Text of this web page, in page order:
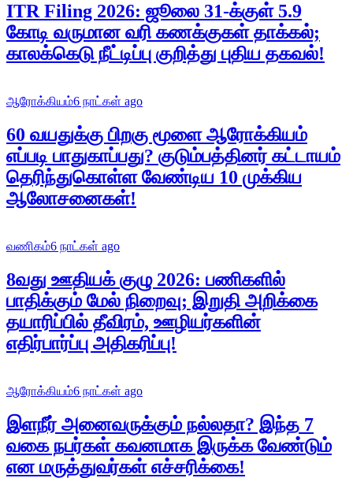
ITR Filing 2026: ஜூலை 31-க்குள் 5.9
கோடி வருமான வரி கணக்குகள் தாக்கல்;
காலக்கெடு நீட்டிப்பு குறித்து புதிய தகவல்!
ஆரோக்கியம்6 நாட்கள் ago
60 வயதுக்கு பிறகு மூளை ஆரோக்கியம்
எப்படி பாதுகாப்பது? குடும்பத்தினர் கட்டாயம்
தெரிந்துகொள்ள வேண்டிய 10 முக்கிய
ஆலோசனைகள்!
வணிகம்6 நாட்கள் ago
8வது ஊதியக் குழு 2026: பணிகளில்
பாதிக்கும் மேல் நிறைவு; இறுதி அறிக்கை
தயாரிப்பில் தீவிரம், ஊழியர்களின்
எதிர்பார்ப்பு அதிகரிப்பு!
ஆரோக்கியம்6 நாட்கள் ago
இளநீர் அனைவருக்கும் நல்லதா? இந்த 7
வகை நபர்கள் கவனமாக இருக்க வேண்டும்
என மருத்துவர்கள் எச்சரிக்கை!